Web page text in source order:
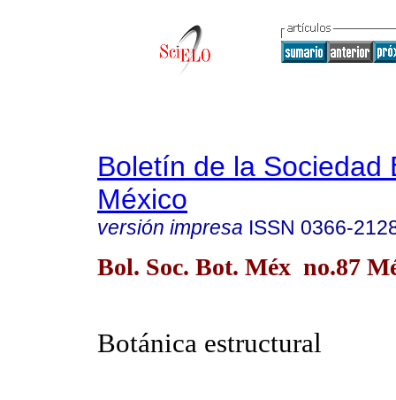
Boletín de la Sociedad
México
versión impresa ISSN 0366-
Bol. Soc. Bot. Méx no.87
Botánica estructural